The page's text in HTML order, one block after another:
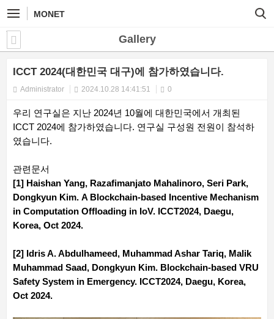
MONET
Gallery
ICCT 2024(대한민국 대구)에 참가하였습니다.
Administrator 2024.10.28 14:41:51 0
우리 연구실은 지난 2024년 10월에 대한민국에서 개최된
ICCT 2024에 참가하였습니다. 연구실 구성원 전원이 참석하
였습니다.
관련문서
[1] Haishan Yang, Razafimanjato Mahalinoro, Seri Park,
Dongkyun Kim. A Blockchain-based Incentive Mechanism
in Computation Offloading in IoV. ICCT2024, Daegu,
Korea, Oct 2024.
[2] Idris A. Abdulhameed, Muhammad Ashar Tariq, Malik
Muhammad Saad, Dongkyun Kim. Blockchain-based VRU
Safety System in Emergency. ICCT2024, Daegu, Korea,
Oct 2024.